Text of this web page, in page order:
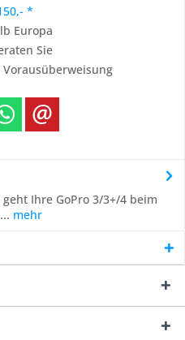
*
Europa
Sie
Ihre GoPro 3/3+/4 beim
mehr